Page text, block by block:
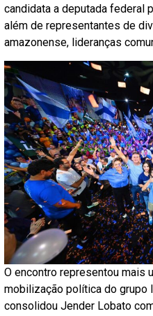
candidata a deputada federal
além de representantes de
amazonense, lideranças
O encontro representou mais
mobilização política do grupo
consolidou Jender Lobato